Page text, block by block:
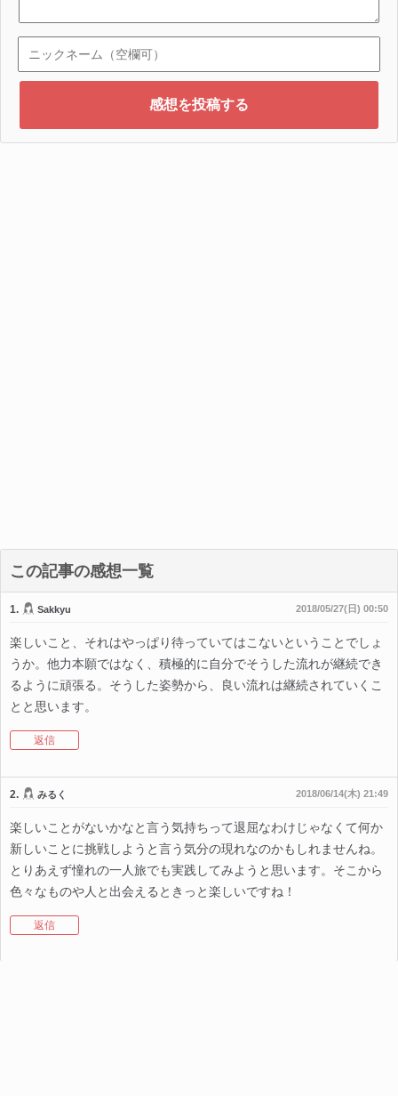
この記事の感想一覧
1. Sakkyu 2018/05/27(日) 00:50
楽しいこと、それはやっぱり待っていてはこないということでしょ
うか。他力本願ではなく、積極的に自分でそうした流れが継続でき
るように頑張る。そうした姿勢から、良い流れは継続されていくこ
とと思います。
返信
2. みるく 2018/06/14(木) 21:49
楽しいことがないかなと言う気持ちって退屈なわけじゃなくて何か
新しいことに挑戦しようと言う気分の現れなのかもしれませんね。
とりあえず憧れの一人旅でも実践してみようと思います。そこから
色々なものや人と出会えるときっと楽しいですね！
返信